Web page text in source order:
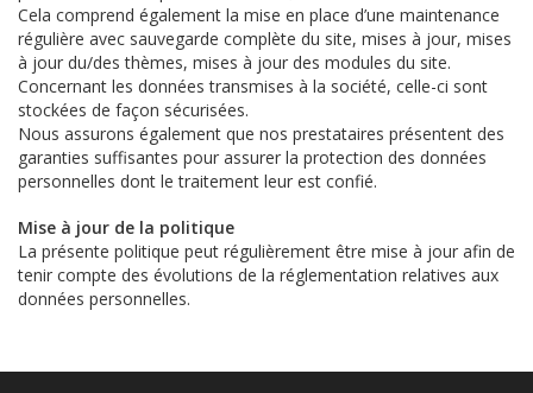
Cela comprend également la mise en place d’une maintenance
régulière avec sauvegarde complète du site, mises à jour, mises
à jour du/des thèmes, mises à jour des modules du site.
Concernant les données transmises à la société, celle-ci sont
stockées de façon sécurisées.
Nous assurons également que nos prestataires présentent des
garanties suffisantes pour assurer la protection des données
personnelles dont le traitement leur est confié.
Mise à jour de la politique
La présente politique peut régulièrement être mise à jour afin de
tenir compte des évolutions de la réglementation relatives aux
données personnelles.